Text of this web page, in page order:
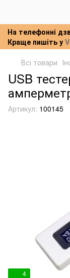
На телефонні
Краще пишіть у
Всі товари
USB
Артикул: 100145
4